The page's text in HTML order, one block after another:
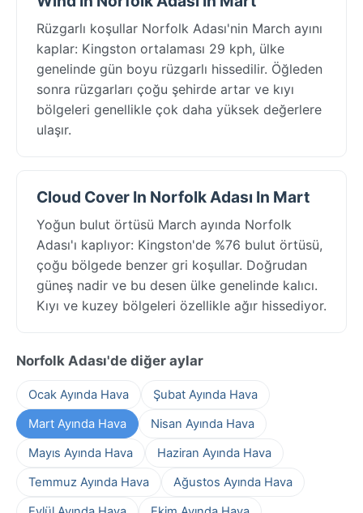
Rüzgarlı koşullar Norfolk Adası'nin March ayını
kaplar: Kingston ortalaması 29 kph, ülke
genelinde gün boyu rüzgarlı hissedilir. Öğleden
sonra rüzgarları çoğu şehirde artar ve kıyı
bölgeleri genellikle çok daha yüksek değerlere
ulaşır.
Cloud Cover In Norfolk Adası In Mart
Yoğun bulut örtüsü March ayında Norfolk
Adası'ı kaplıyor: Kingston'de %76 bulut örtüsü,
çoğu bölgede benzer gri koşullar. Doğrudan
güneş nadir ve bu desen ülke genelinde kalıcı.
Kıyı ve kuzey bölgeleri özellikle ağır hissediyor.
Norfolk Adası'de diğer aylar
Ocak Ayında Hava
Şubat Ayında Hava
Mart Ayında Hava
Nisan Ayında Hava
Mayıs Ayında Hava
Haziran Ayında Hava
Temmuz Ayında Hava
Ağustos Ayında Hava